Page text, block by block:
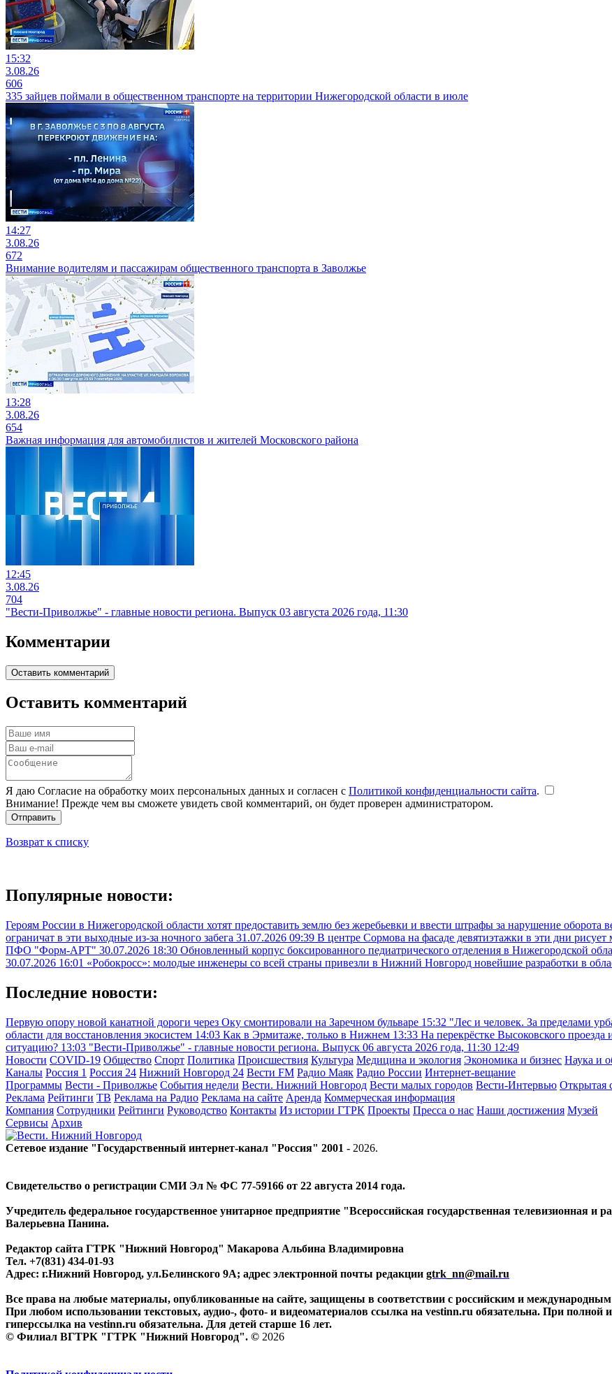
15:32
3.08.26
606
335 зайцев поймали в общественном транспорте на территории Нижегородской области в июле
14:27
3.08.26
672
Внимание водителям и пассажирам общественного транспорта в Заволжье
13:28
3.08.26
654
Важная информация для автомобилистов и жителей Московского района
12:45
3.08.26
704
"Вести-Приволжье" - главные новости региона. Выпуск 03 августа 2026 года, 11:30
Комментарии
Оставить комментарий
Оставить комментарий
Я даю Согласие на обработку моих персональных данных и согласен с Политикой конфиденциальности сайта.
Внимание! Прежде чем вы сможете увидеть свой комментарий, он будет проверен администратором.
Отправить
Возврат к списку
Популярные новости:
Героям России в Нижегородской области хотят предоставить землю без жеребьевки и ввести штрафы за нарушение оборота
ограничат в эти выходные из-за ночного забега 31.07.2026 09:39 В центре Сормова на фасаде девятиэтажки в эти дни
ПФО "Форм-АРТ" 30.07.2026 18:30 Обновленный корпус боксированного педиатрического отделения в Нижегородской
30.07.2026 16:01 «Робокросс»: молодые инженеры со всей страны привезли в Нижний Новгород новейшие разработки в
Последние новости:
Первую опору новой канатной дороги через Оку смонтировали на Заречном бульваре 15:32 "Лес и человек. За пределами
области для восстановления экосистем 14:03 Как в Эрмитаже, только в Нижнем 13:33 На перекрёстке Высоковского
ситуацию? 13:03 "Вести-Приволжье" - главные новости региона. Выпуск 06 августа 2026 года, 11:30 12:49
Новости COVID-19 Общество Спорт Политика Происшествия Культура Медицина и экология Экономика и бизнес Наука и
Каналы Россия 1 Россия 24 Нижний Новгород 24 Вести FM Радио Маяк Радио России Интернет-вещание
Программы Вести - Приволжье События недели Вести. Нижний Новгород Вести малых городов Вести-Интервью Открытая
Реклама Рейтинги ТВ Реклама на Радио Реклама на сайте Аренда Коммерческая информация
Компания Сотрудники Рейтинги Руководство Контакты Из истории ГТРК Проекты Пресса о нас Наши достижения Музей
Сервисы Архив
Сетевое издание "Государственный интернет-канал "Россия" 2001 - 2026.
Свидетельство о регистрации СМИ Эл № ФС 77-59166 от 22 августа 2014 года.
Учредитель федеральное государственное унитарное предприятие "Всероссийская государственная телевизионная
Валерьевна Панина.
Редактор сайта ГТРК "Нижний Новгород" Макарова Альбина Владимировна
Тел. +7(831) 434-01-93
Адрес: г.Нижний Новгород, ул.Белинского 9А; адрес электронной почты редакции gtrk_nn@mail.ru
Все права на любые материалы, опубликованные на сайте, защищены в соответствии с российским и
При любом использовании текстовых, аудио-, фото- и видеоматериалов ссылка на vestinn.ru обязательна. При полной
гиперссылка на vestinn.ru обязательна. Для детей старше 16 лет.
© Филиал ВГТРК "ГТРК "Нижний Новгород". © 2026